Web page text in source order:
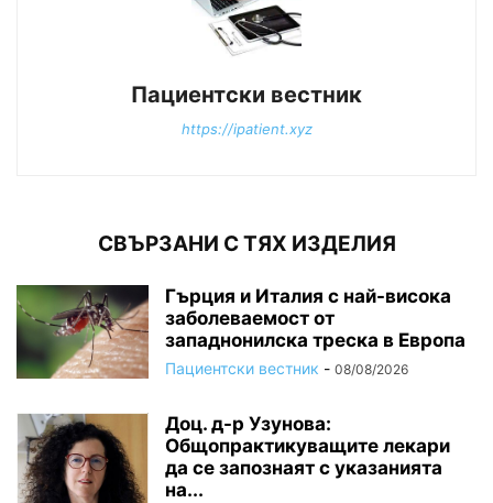
Пациентски вестник
https://ipatient.xyz
СВЪРЗАНИ С ТЯХ ИЗДЕЛИЯ
Гърция и Италия с най-висока
заболеваемост от
западнонилска треска в Европа
Пациентски вестник - 08/08/2026
Доц. д-р Узунова:
Общопрактикуващите лекари
да се запознаят с указанията
на...